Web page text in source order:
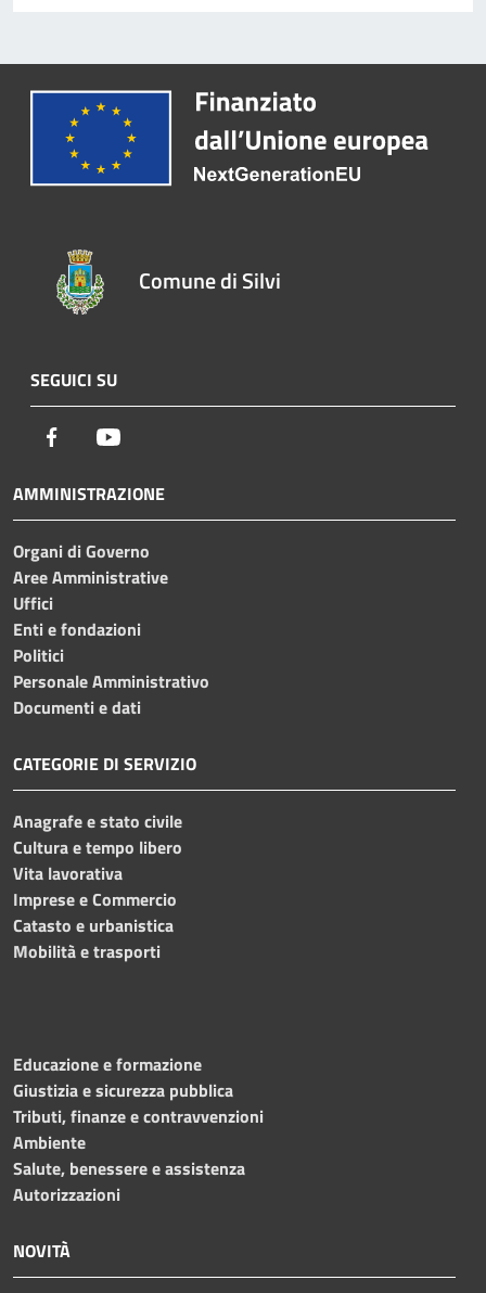
Comune di Silvi
SEGUICI SU
Facebook
AMMINISTRAZIONE
Organi di Governo
Aree Amministrative
Uffici
Enti e fondazioni
Politici
Personale Amministrativo
Documenti e dati
CATEGORIE DI SERVIZIO
Anagrafe e stato civile
Cultura e tempo libero
Vita lavorativa
Imprese e Commercio
Catasto e urbanistica
Mobilità e trasporti
Educazione e formazione
Giustizia e sicurezza pubblica
Tributi, finanze e contravvenzioni
Ambiente
Salute, benessere e assistenza
Autorizzazioni
NOVITÀ